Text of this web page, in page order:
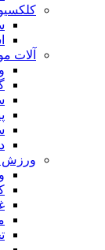
آلات
ورزش